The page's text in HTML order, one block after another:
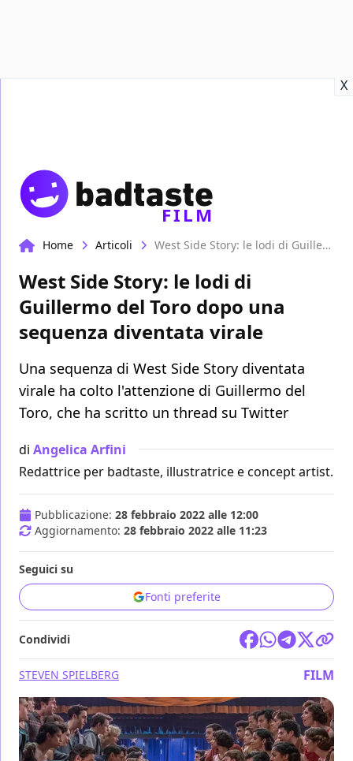
X
FILM
Home Articoli West Side Story: le lodi di Guillermo del Toro dopo una sequenza diventata virale
West Side Story: le lodi di
Guillermo del Toro dopo una
sequenza diventata virale
Una sequenza di West Side Story diventata
virale ha colto l'attenzione di Guillermo del
Toro, che ha scritto un thread su Twitter
di Angelica Arfini
Redattrice per badtaste, illustratrice e concept artist.
Pubblicazione: 28 febbraio 2022 alle 12:00
Aggiornamento: 28 febbraio 2022 alle 11:23
Seguici su
Fonti preferite
Condividi
STEVEN SPIELBERG FILM